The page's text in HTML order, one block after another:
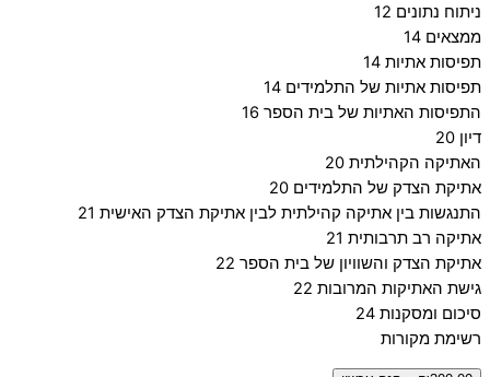
ניתוח נתונים 12
ממצאים 14
תפיסות אתיות 14
תפיסות אתיות של התלמידים 14
התפיסות האתיות של בית הספר 16
דיון 20
האתיקה הקהילתית 20
אתיקת הצדק של התלמידים 20
התנגשות בין אתיקה קהילתית לבין אתיקת הצדק האישית 21
אתיקה רב תרבותית 21
אתיקת הצדק והשוויון של בית הספר 22
גישת האתיקות המרובות 22
סיכום ומסקנות 24
רשימת מקורות